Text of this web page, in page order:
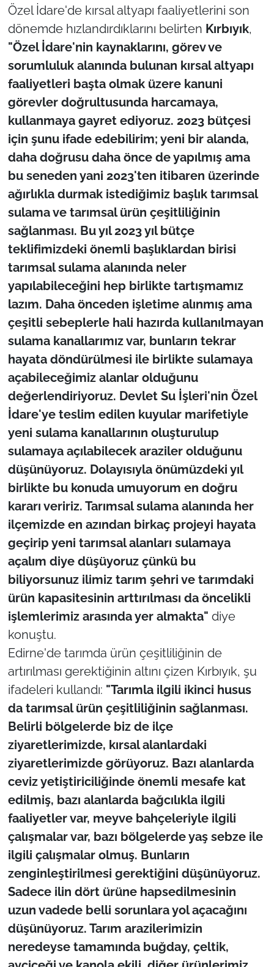
Özel İdare'de kırsal altyapı faaliyetlerini son
dönemde hızlandırdıklarını belirten Kırbıyık,
"Özel İdare'nin kaynaklarını, görev ve
sorumluluk alanında bulunan kırsal altyapı
faaliyetleri başta olmak üzere kanuni
görevler doğrultusunda harcamaya,
kullanmaya gayret ediyoruz. 2023 bütçesi
için şunu ifade edebilirim; yeni bir alanda,
daha doğrusu daha önce de yapılmış ama
bu seneden yani 2023'ten itibaren üzerinde
ağırlıkla durmak istediğimiz başlık tarımsal
sulama ve tarımsal ürün çeşitliliğinin
sağlanması. Bu yıl 2023 yıl bütçe
teklifimizdeki önemli başlıklardan birisi
tarımsal sulama alanında neler
yapılabileceğini hep birlikte tartışmamız
lazım. Daha önceden işletime alınmış ama
çeşitli sebeplerle hali hazırda kullanılmayan
sulama kanallarımız var, bunların tekrar
hayata döndürülmesi ile birlikte sulamaya
açabileceğimiz alanlar olduğunu
değerlendiriyoruz. Devlet Su İşleri'nin Özel
İdare'ye teslim edilen kuyular marifetiyle
yeni sulama kanallarının oluşturulup
sulamaya açılabilecek araziler olduğunu
düşünüyoruz. Dolayısıyla önümüzdeki yıl
birlikte bu konuda umuyorum en doğru
kararı veririz. Tarımsal sulama alanında her
ilçemizde en azından birkaç projeyi hayata
geçirip yeni tarımsal alanları sulamaya
açalım diye düşüyoruz çünkü bu
biliyorsunuz ilimiz tarım şehri ve tarımdaki
ürün kapasitesinin arttırılması da öncelikli
işlemlerimiz arasında yer almakta" diye
konuştu.
Edirne'de tarımda ürün çeşitliliğinin de
artırılması gerektiğinin altını çizen Kırbıyık, şu
ifadeleri kullandı: "Tarımla ilgili ikinci husus
da tarımsal ürün çeşitliliğinin sağlanması.
Belirli bölgelerde biz de ilçe
ziyaretlerimizde, kırsal alanlardaki
ziyaretlerimizde görüyoruz. Bazı alanlarda
ceviz yetiştiriciliğinde önemli mesafe kat
edilmiş, bazı alanlarda bağcılıkla ilgili
faaliyetler var, meyve bahçeleriyle ilgili
çalışmalar var, bazı bölgelerde yaş sebze ile
ilgili çalışmalar olmuş. Bunların
zenginleştirilmesi gerektiğini düşünüyoruz.
Sadece ilin dört ürüne hapsedilmesinin
uzun vadede belli sorunlara yol açacağını
düşünüyoruz. Tarım arazilerimizin
neredeyse tamamında buğday, çeltik,
Politika
Flaş Haber
Dış Haberler
Magazin
İş Dünyası
Bilim Teknoloji
English News
Canlı Maç
Finans
Genel-A
Gündem-Eğitim